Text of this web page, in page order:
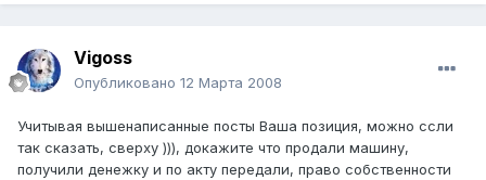
Vigoss
Опубликовано 12 Марта 2008
Учитывая вышенаписанные посты Ваша позиция, можно ссли
так сказать, сверху ))), докажите что продали машину,
получили денежку и по акту передали, право собственности